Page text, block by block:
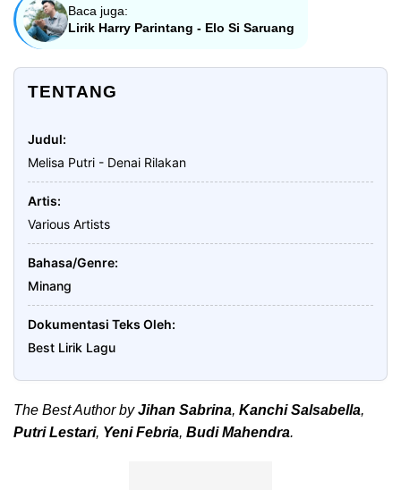
Baca juga:
Lirik Harry Parintang - Elo Si Saruang
TENTANG
Judul
Melisa Putri - Denai Rilakan
Artis
Various Artists
Bahasa/Genre
Minang
Dokumentasi Teks Oleh
Best Lirik Lagu
The Best Author byJihan Sabrina, Kanchi Salsabella,
Putri Lestari, Yeni Febria, Budi Mahendra.